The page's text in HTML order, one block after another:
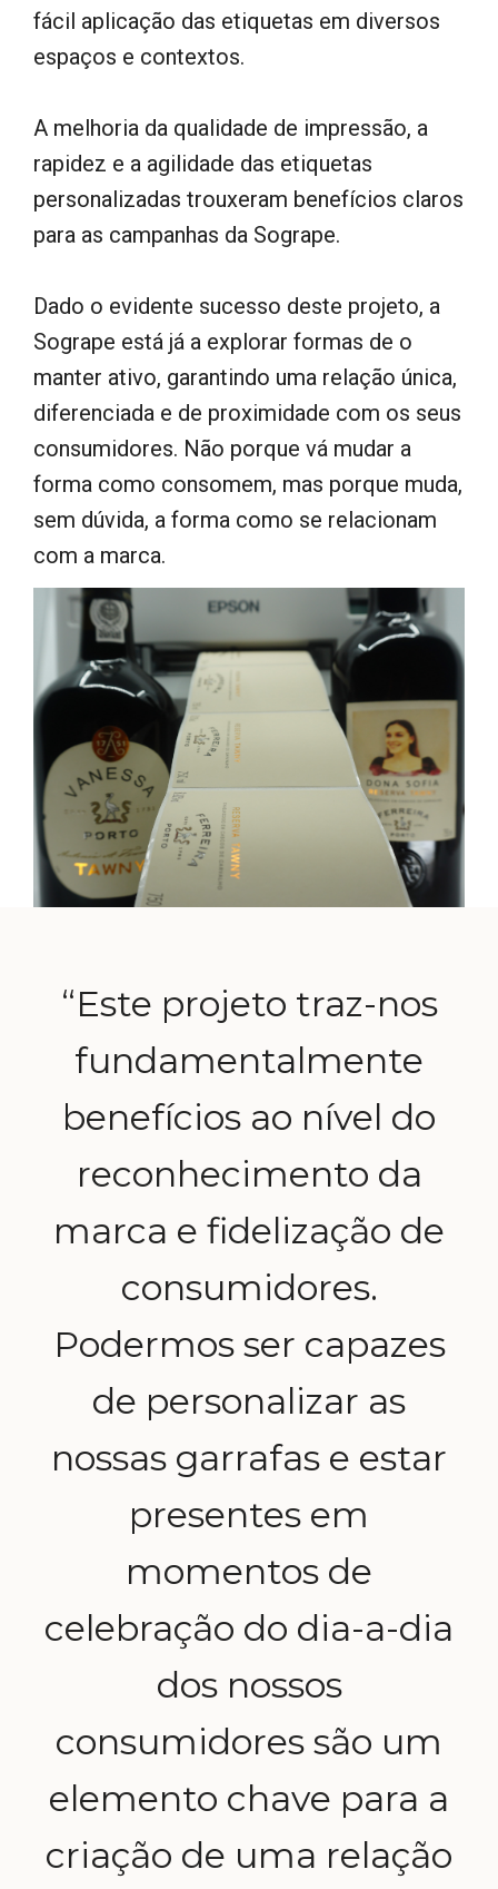
fácil aplicação das etiquetas em diversos
espaços e contextos.
A melhoria da qualidade de impressão, a
rapidez e a agilidade das etiquetas
personalizadas trouxeram benefícios claros
para as campanhas da Sogrape.
Dado o evidente sucesso deste projeto, a
Sogrape está já a explorar formas de o
manter ativo, garantindo uma relação única,
diferenciada e de proximidade com os seus
consumidores. Não porque vá mudar a
forma como consomem, mas porque muda,
sem dúvida, a forma como se relacionam
com a marca.
“Este projeto traz-nos
fundamentalmente
benefícios ao nível do
reconhecimento da
marca e fidelização de
consumidores.
Podermos ser capazes
de personalizar as
nossas garrafas e estar
presentes em
momentos de
celebração do dia-a-dia
dos nossos
consumidores são um
elemento chave para a
criação de uma relação